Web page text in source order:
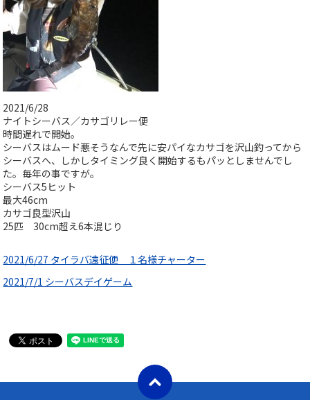
2021/6/28
ナイトシーバス／カサゴリレー便
時間遅れで開始。
シーバスはムード悪そうなんで先に安パイなカサゴを沢山釣ってから
シーバスへ、しかしタイミング良く開始するもパッとしませんでし
た。毎年の事ですが。
シーバス5ヒット
最大46cm
カサゴ良型沢山
25匹 30cm超え6本混じり
2021/6/27 タイラバ遠征便 １名様チャーター
2021/7/1 シーバスデイゲーム